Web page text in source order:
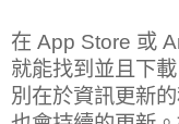
在 App Store 或
就能找到並且下
別在於資訊更新